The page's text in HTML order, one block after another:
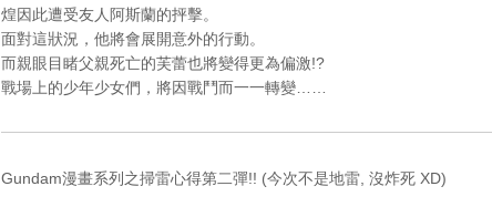
煌因此遭受友人阿斯蘭的抨擊。
面對這狀況，他將會展開意外的行動。
而親眼目睹父親死亡的芙蕾也將變得更為偏激!?
戰場上的少年少女們，將因戰鬥而一一轉變……
Gundam漫畫系列之掃雷心得第二彈!! (今次不是地雷, 沒炸死 XD)